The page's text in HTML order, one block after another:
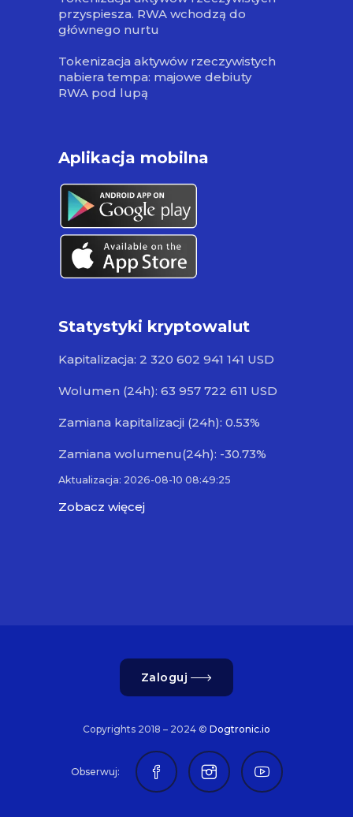
przyspiesza. RWA wchodzą do
głównego nurtu
Tokenizacja aktywów rzeczywistych
nabiera tempa: majowe debiuty
RWA pod lupą
Aplikacja mobilna
Statystyki kryptowalut
Kapitalizacja: 2 320 602 941 141 USD
Wolumen (24h): 63 957 722 611 USD
Zamiana kapitalizacji (24h): 0.53%
Zamiana wolumenu(24h): -30.73%
Aktualizacja: 2026-08-10 08:49:25
Zobacz więcej
Zaloguj
Copyrights 2018 – 2024 © Dogtronic.io
Obserwuj: